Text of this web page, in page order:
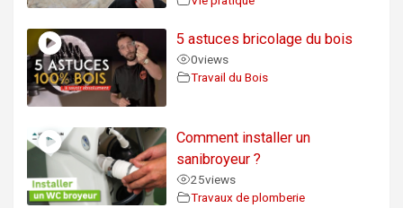
5 astuces bricolage du bois
0views
Travail du Bois
Comment installer un
sanibroyeur ?
25views
Travaux de plomberie